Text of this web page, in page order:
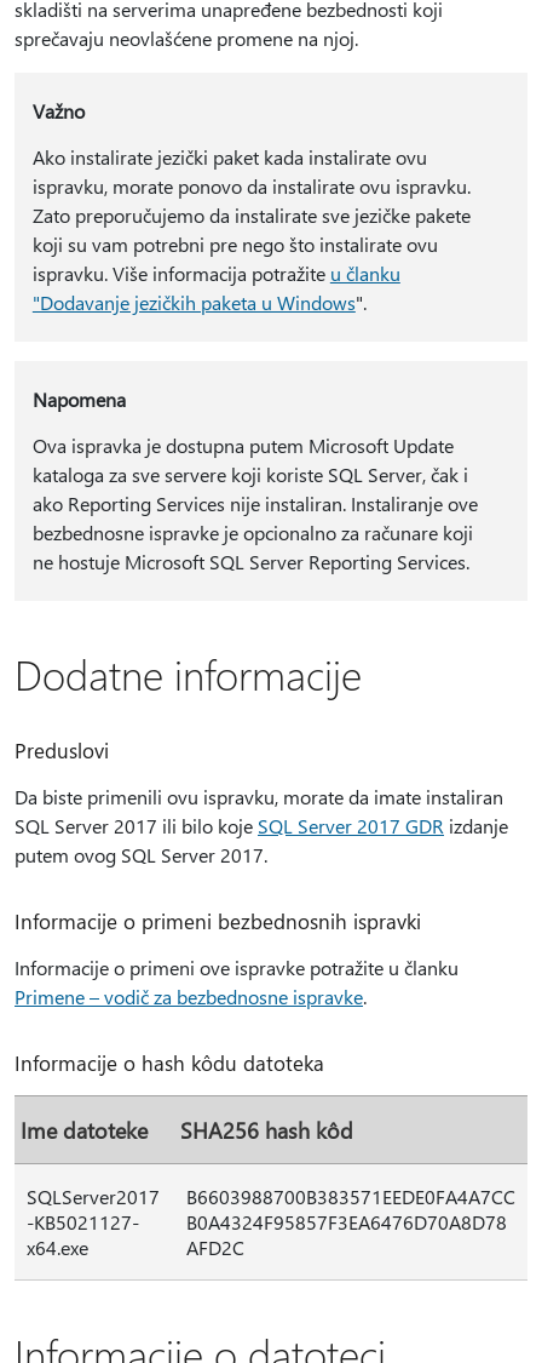
skladišti na serverima unapređene bezbednosti koji
sprečavaju neovlašćene promene na njoj.
Važno
Ako instalirate jezički paket kada instalirate ovu
ispravku, morate ponovo da instalirate ovu ispravku.
Zato preporučujemo da instalirate sve jezičke pakete
koji su vam potrebni pre nego što instalirate ovu
ispravku. Više informacija potražite u članku
"Dodavanje jezičkih paketa u Windows".
Napomena
Ova ispravka je dostupna putem Microsoft Update
kataloga za sve servere koji koriste SQL Server, čak i
ako Reporting Services nije instaliran. Instaliranje ove
bezbednosne ispravke je opcionalno za računare koji
ne hostuje Microsoft SQL Server Reporting Services.
Dodatne informacije
Preduslovi
Da biste primenili ovu ispravku, morate da imate instaliran
SQL Server 2017 ili bilo koje SQL Server 2017 GDR izdanje
putem ovog SQL Server 2017.
Informacije o primeni bezbednosnih ispravki
Informacije o primeni ove ispravke potražite u članku
Primene – vodič za bezbednosne ispravke.
Informacije o hash kôdu datoteka
Ime datoteke SHA256 hash kôd
SQLServer2017
-KB5021127-
x64.exe
B6603988700B383571EEDE0FA4A7CC
B0A4324F95857F3EA6476D70A8D78
AFD2C